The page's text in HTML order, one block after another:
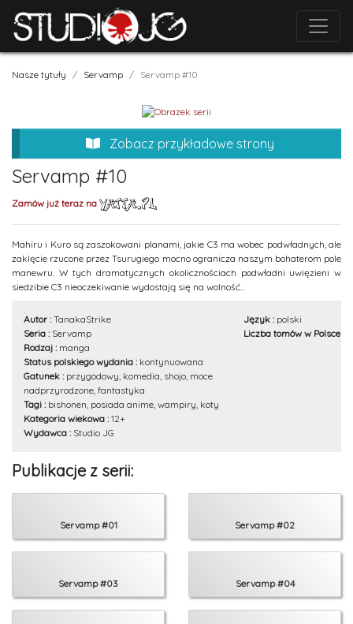
Nasze tytuły Servamp Servamp #10
Zobacz przykładowe strony
Servamp #10
Zamów już teraz na
Mahiru i Kuro są zaszokowani planami, jakie C3 ma wobec podwładnych, ale
zaklęcie rzucone przez Tsurugiego mocno ogranicza naszym bohaterom pole
manewru. W tych dramatycznych okolicznościach podwładni uwięzieni w
siedzibie C3 nieoczekiwanie wydostają się na wolność...
Autor : TanakaStrike
Seria : Servamp
Rodzaj : manga
Status polskiego wydania : kontynuowana
Gatunek : przygodowy, komedia, shojo, moce
nadprzyrodzone, fantastyka
Tagi : bishonen, posiada anime, wampiry, koty
Kategoria wiekowa : 12+
Wydawca : Studio JG
Język : polski
Liczba tomów w Polsce :
Publikacje z serii:
Servamp #01 Servamp #02
Servamp #03 Servamp #04